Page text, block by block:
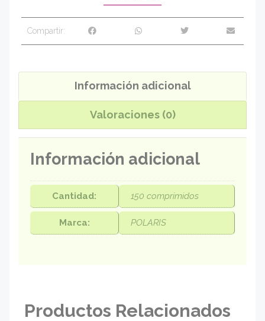
Compartir:
Información adicional
Valoraciones (0)
Información adicional
Cantidad: 150 comprimidos
Marca: POLARIS
Productos Relacionados